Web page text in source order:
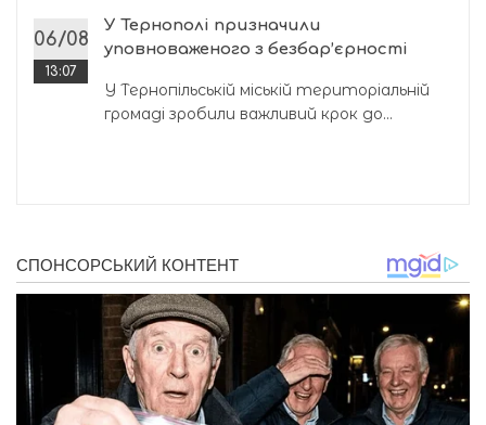
06/08
13:07
У Тернополі призначили
уповноваженого з безбар’єрності
У Тернопільській міській територіальній
громаді зробили важливий крок до...